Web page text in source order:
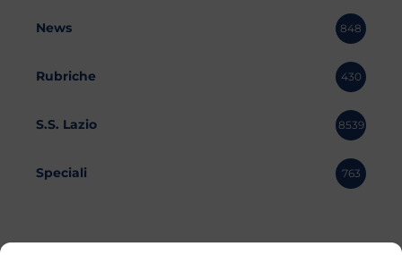
News 848
Rubriche 430
S.S. Lazio 8539
Speciali 763